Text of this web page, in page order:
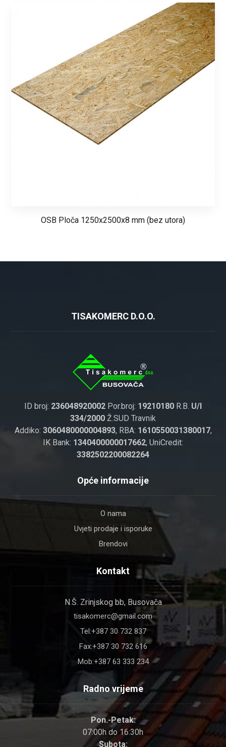
OSB Ploča 1250x2500x8 mm (bez utora)
TISAKOMERC D.O.O.
ID broj: 236048920002 Por.broj: 19210180 R.B. U/I
334/2000 Ž.SUD Travnik
Addiko: 3060480000004893, RBA: 1610550031380017,
IK Bank: 1340400000017662, UniCredit:
3382502200082264
Opće informacije
O nama
Uvjeti prodaje i isporuke
Brendovi
Kontakt
N.Š. Zrinjskog bb, Busovača
tisakomerc@gmail.com
Tel:+387 30 732 837
Fax:+387 30 732 616
Mob:+387 63 333 234
Radno vrijeme
Pon.-Petak:
07:00h do 16:30h
Subota: